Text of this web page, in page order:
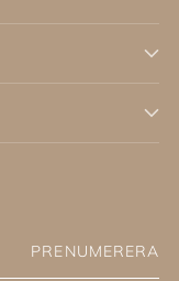
PRENUMERERA